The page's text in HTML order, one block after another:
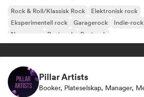
Rock & Roll/Klassisk Rock
Elektronisk rock
Eksperimentell rock
Garagerock
Indie-rock
New wave
Postpunk Postrock
Pillar Artists